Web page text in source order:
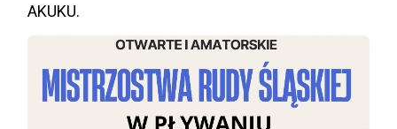
AKUKU.